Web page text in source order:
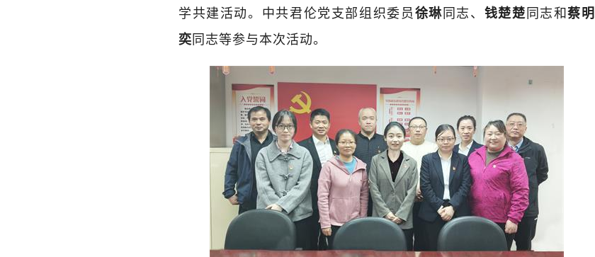
学共建活动。中共君伦党支部组织委员徐琳同志、 钱楚楚同志和蔡明
奕同志等参与本次活动。